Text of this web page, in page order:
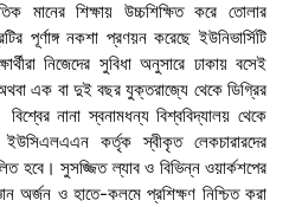
মানের শিক্ষায় উচ্চশিক্ষিত করে তোলার
পূর্ণাঙ্গ নকশা প্রণয়ন করেছে ইউনিভার্সিটি
নিজেদের সুবিধা অনুসারে ঢাকায় বসেই
এক বা দুই বছর যুক্তরাজ্যে থেকে ডিগ্রির
নানা স্বনামধন্য বিশ্ববিদ্যালয় থেকে
কর্তৃক স্বীকৃত লেকচারারদের
হবে। সুসজ্জিত ল্যাব ও বিভিন্ন ওয়ার্কশপের
অর্জন ও হাতে-কলমে প্রশিক্ষণ নিশ্চিত করা